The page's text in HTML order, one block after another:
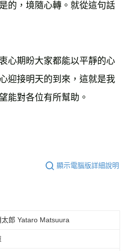
的，境隨心轉。就從這句話
心期盼大家都能以平靜的心
迎接明天的到來，這就是我
能對各位有所幫助。
顯示電腦版詳細說明
郎 Yataro Matsuura